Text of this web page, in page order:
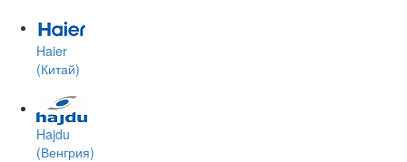
Haier
(Китай)
Hajdu
(Венгрия)